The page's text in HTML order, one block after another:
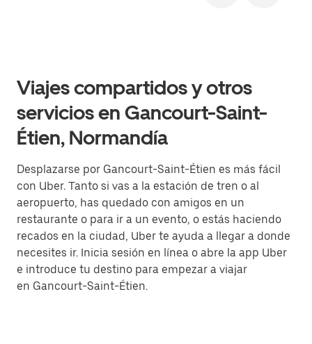
Viajes compartidos y otros
servicios en Gancourt-Saint-
Étien, Normandía
Desplazarse por Gancourt-Saint-Étien es más fácil
con Uber. Tanto si vas a la estación de tren o al
aeropuerto, has quedado con amigos en un
restaurante o para ir a un evento, o estás haciendo
recados en la ciudad, Uber te ayuda a llegar a donde
necesites ir. Inicia sesión en línea o abre la app Uber
e introduce tu destino para empezar a viajar
en Gancourt-Saint-Étien.